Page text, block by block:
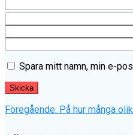
Spara mitt namn, min e-
Föregående: Föregående
På hur många